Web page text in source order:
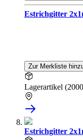
Estrichgitter
Zur Merkliste
Lagerartikel
Estrichgitter